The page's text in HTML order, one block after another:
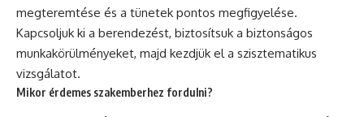
megteremtése és a tünetek pontos megfigyelése.
Kapcsoljuk ki a berendezést, biztosítsuk a biztonságos
munkakörülményeket, majd kezdjük el a szisztematikus
vizsgálatot.
Mikor érdemes szakemberhez fordulni?